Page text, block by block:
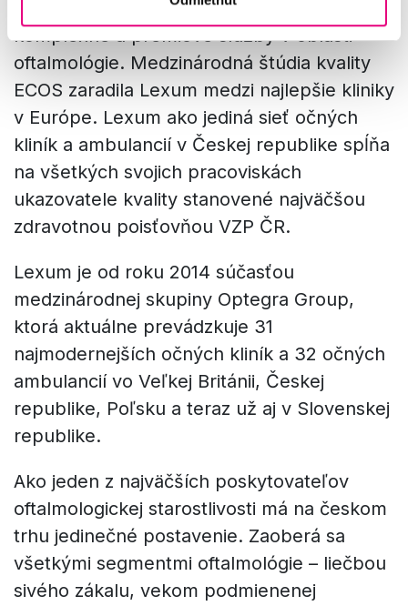
zákrokov a takmer 30 rokov poskytuje
komplexné a prémiové služby v oblasti
oftalmológie. Medzinárodná štúdia kvality
ECOS zaradila Lexum medzi najlepšie kliniky
v Európe. Lexum ako jediná sieť očných
kliník a ambulancií v Českej republike spĺňa
na všetkých svojich pracoviskách
ukazovatele kvality stanovené najväčšou
zdravotnou poisťovňou VZP ČR.
Lexum je od roku 2014 súčasťou
medzinárodnej skupiny Optegra Group,
ktorá aktuálne prevádzkuje 31
najmodernejších očných kliník a 32 očných
ambulancií vo Veľkej Británii, Českej
republike, Poľsku a teraz už aj v Slovenskej
republike.
Ako jeden z najväčších poskytovateľov
oftalmologickej starostlivosti má na českom
trhu jedinečné postavenie. Zaoberá sa
všetkými segmentmi oftalmológie – liečbou
sivého zákalu, vekom podmienenej